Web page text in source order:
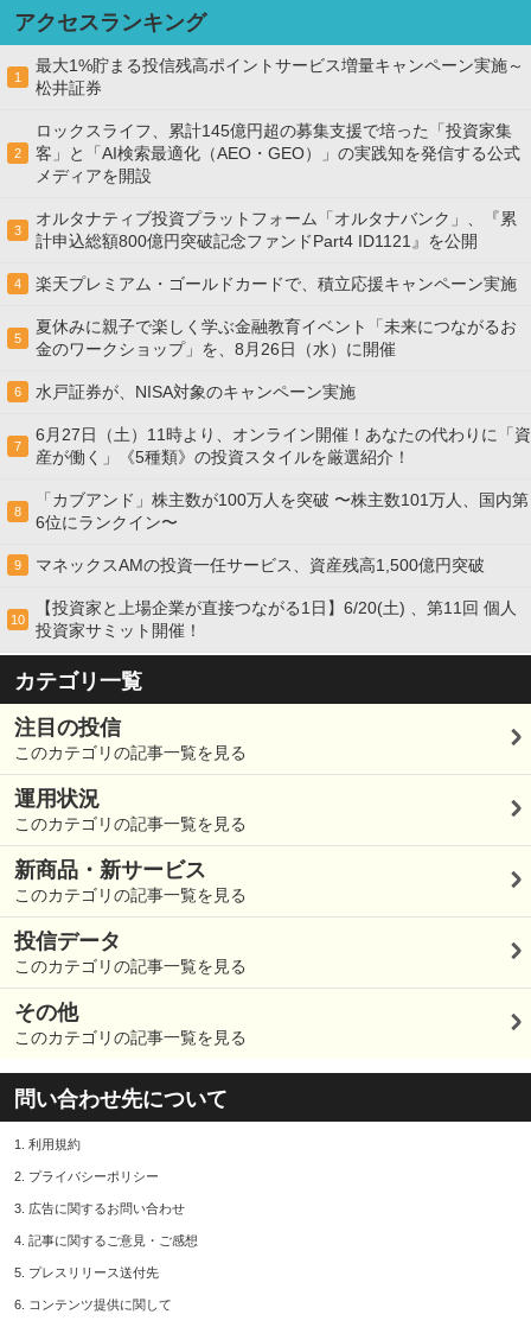
アクセスランキング
1
最大1%貯まる投信残高ポイントサービス増量キャンペーン実施～
松井証券
2
ロックスライフ、累計145億円超の募集支援で培った「投資家集
客」と「AI検索最適化（AEO・GEO）」の実践知を発信する公式
メディアを開設
3
オルタナティブ投資プラットフォーム「オルタナバンク」、『累
計申込総額800億円突破記念ファンドPart4 ID1121』を公開
4 楽天プレミアム・ゴールドカードで、積立応援キャンペーン実施
5
夏休みに親子で楽しく学ぶ金融教育イベント「未来につながるお
金のワークショップ」を、8月26日（水）に開催
6 水戸証券が、NISA対象のキャンペーン実施
7
6月27日（土）11時より、オンライン開催！あなたの代わりに「資
産が働く」《5種類》の投資スタイルを厳選紹介！
8
「カブアンド」株主数が100万人を突破 〜株主数101万人、国内第
6位にランクイン〜
9 マネックスAMの投資一任サービス、資産残高1,500億円突破
10
【投資家と上場企業が直接つながる1日】6/20(土) 、第11回 個人
投資家サミット開催！
カテゴリ一覧
注目の投信
このカテゴリの記事一覧を見る
運用状況
このカテゴリの記事一覧を見る
新商品・新サービス
このカテゴリの記事一覧を見る
投信データ
このカテゴリの記事一覧を見る
その他
このカテゴリの記事一覧を見る
問い合わせ先について
1. 利用規約
2. プライバシーポリシー
3. 広告に関するお問い合わせ
4. 記事に関するご意見・ご感想
5. プレスリリース送付先
6. コンテンツ提供に関して